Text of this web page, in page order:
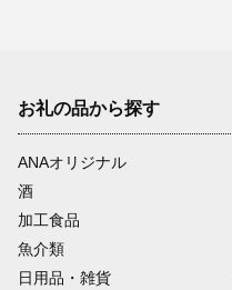
お礼の品から探す
ANAオリジナル
酒
加工食品
魚介類
日用品・雑貨